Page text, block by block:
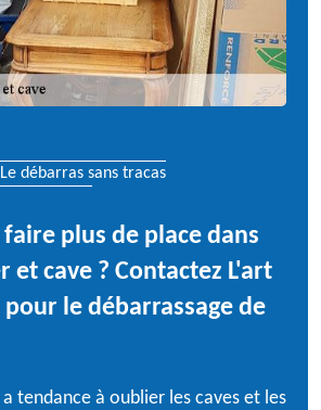
débarras sans tracas
plus de place dans
et cave ? Contactez L'art
le débarrassage de
tendance à oublier les caves et les